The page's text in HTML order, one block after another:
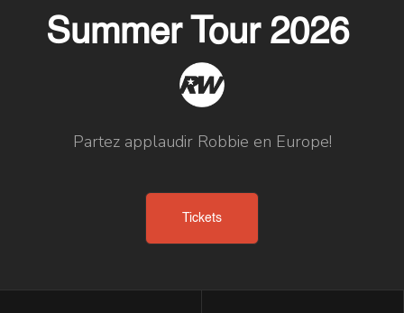
Summer Tour 2026
Partez applaudir Robbie en Europe!
Tickets